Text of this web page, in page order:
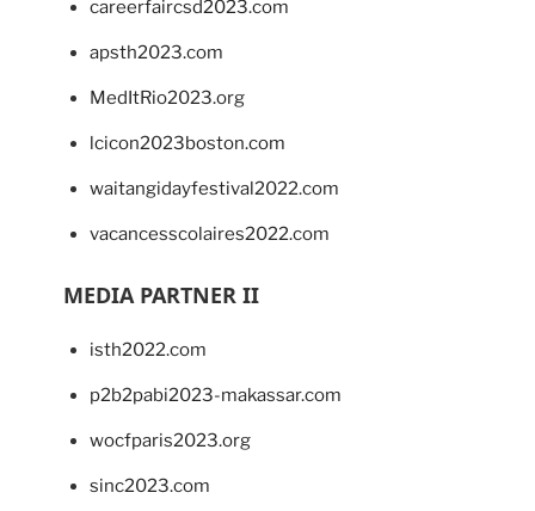
careerfaircsd2023.com
apsth2023.com
MedItRio2023.org
lcicon2023boston.com
waitangidayfestival2022.com
vacancesscolaires2022.com
MEDIA PARTNER II
isth2022.com
p2b2pabi2023-makassar.com
wocfparis2023.org
sinc2023.com